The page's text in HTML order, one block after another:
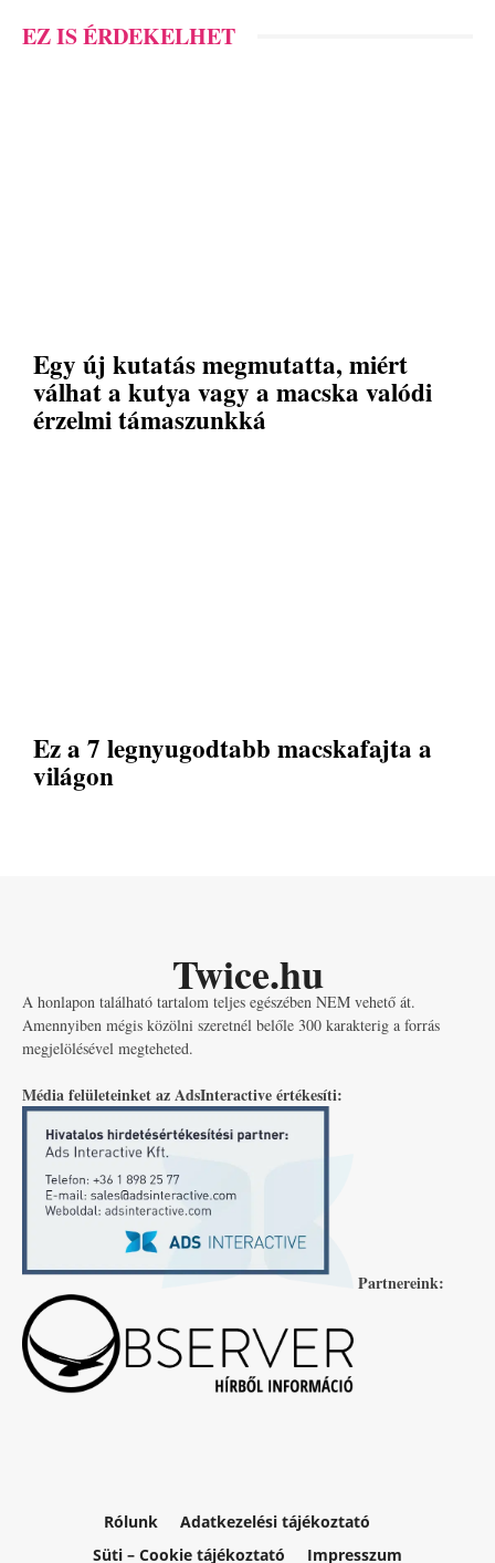
EZ IS ÉRDEKELHET
Egy új kutatás megmutatta, miért
válhat a kutya vagy a macska valódi
érzelmi támaszunkká
Ez a 7 legnyugodtabb macskafajta a
világon
Twice.hu
A honlapon található tartalom teljes egészében NEM vehető át.
Amennyiben mégis közölni szeretnél belőle 300 karakterig a forrás
megjelölésével megteheted.
Média felületeinket az AdsInteractive értékesíti:
Partnereink:
Rólunk
Adatkezelési tájékoztató
Süti – Cookie tájékoztató
Impresszum